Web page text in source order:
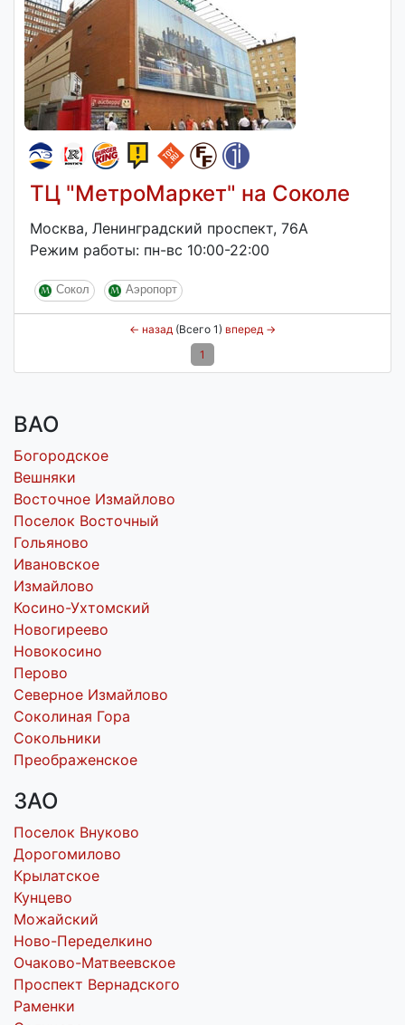
ТЦ "МетроМаркет" на Соколе
Москва, Ленинградский проспект, 76А
Режим работы: пн-вс 10:00-22:00
Сокол Аэропорт
← назад (Всего 1) вперед →
1
ВАО
Богородское
Вешняки
Восточное Измайлово
Поселок Восточный
Гольяново
Ивановское
Измайлово
Косино-Ухтомский
Новогиреево
Новокосино
Перово
Северное Измайлово
Соколиная Гора
Сокольники
Преображенское
ЗАО
Поселок Внуково
Дорогомилово
Крылатское
Кунцево
Можайский
Ново-Переделкино
Очаково-Матвеевское
Проспект Вернадского
Раменки